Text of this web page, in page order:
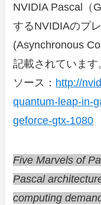
NVIDIA Pascal（
するNVIDIAのプ
(Asynchronous
記載されています
ソース： http://
quantum-leap-in-
geforce-gtx-1080
Five Marvels of
Pascal
computing